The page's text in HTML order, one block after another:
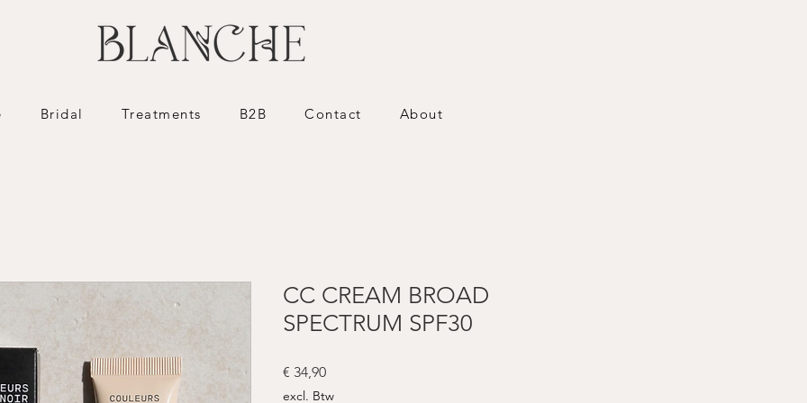
Bridal Treatments B2B Contact About
CC CREAM BROAD
SPECTRUM SPF30
€ 34,90Prijs
excl. Btw